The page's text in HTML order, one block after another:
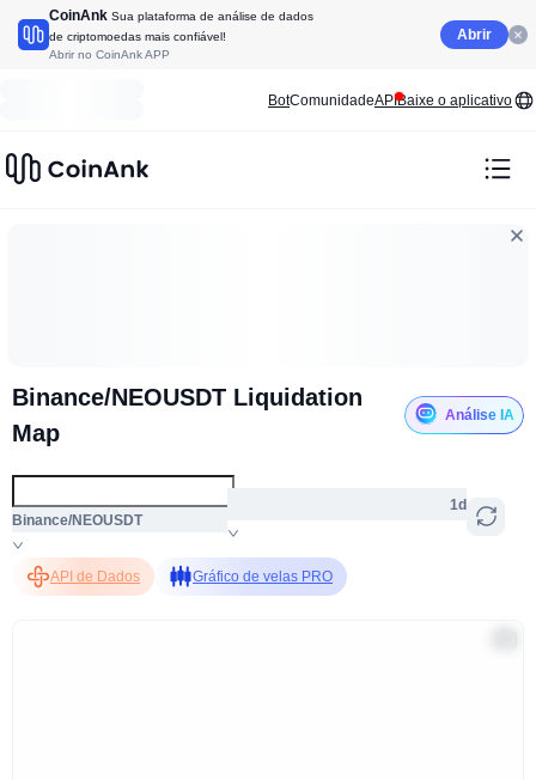
CoinAnk Sua plataforma de análise de dados
de criptomoedas mais confiável!
Abrir no CoinAnk APP
Abrir
BotComunidadeAPIBaixe o aplicativo
Binance/NEOUSDT Liquidation
Map
Análise IA
Binance/NEOUSDT
1d
API de Dados Gráfico de velas PRO